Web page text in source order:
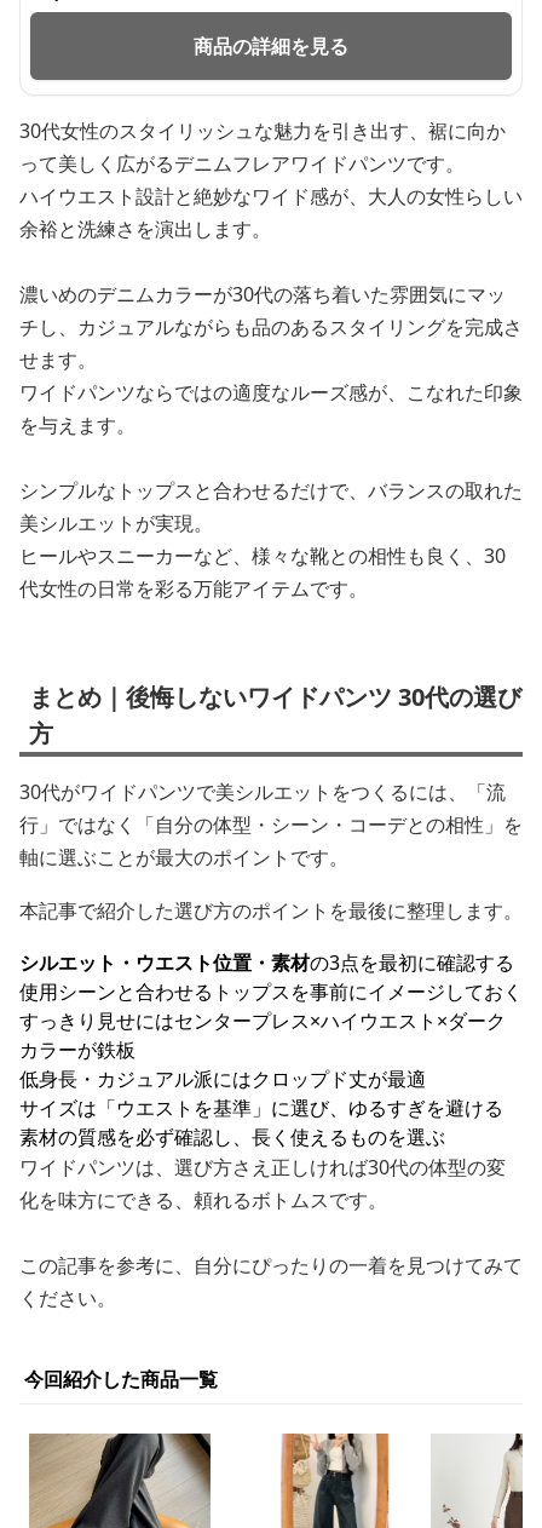
商品の詳細を見る
30代女性のスタイリッシュな魅力を引き出す、裾に向か
って美しく広がるデニムフレアワイドパンツです。
ハイウエスト設計と絶妙なワイド感が、大人の女性らしい
余裕と洗練さを演出します。
濃いめのデニムカラーが30代の落ち着いた雰囲気にマッ
チし、カジュアルながらも品のあるスタイリングを完成さ
せます。
ワイドパンツならではの適度なルーズ感が、こなれた印象
を与えます。
シンプルなトップスと合わせるだけで、バランスの取れた
美シルエットが実現。
ヒールやスニーカーなど、様々な靴との相性も良く、30
代女性の日常を彩る万能アイテムです。
まとめ｜後悔しないワイドパンツ 30代の選び
方
30代がワイドパンツで美シルエットをつくるには、「流
行」ではなく「自分の体型・シーン・コーデとの相性」を
軸に選ぶことが最大のポイントです。
本記事で紹介した選び方のポイントを最後に整理します。
シルエット・ウエスト位置・素材の3点を最初に確認する
使用シーンと合わせるトップスを事前にイメージしておく
すっきり見せにはセンタープレス×ハイウエスト×ダーク
カラーが鉄板
低身長・カジュアル派にはクロップド丈が最適
サイズは「ウエストを基準」に選び、ゆるすぎを避ける
素材の質感を必ず確認し、長く使えるものを選ぶ
ワイドパンツは、選び方さえ正しければ30代の体型の変
化を味方にできる、頼れるボトムスです。
この記事を参考に、自分にぴったりの一着を見つけてみて
ください。
今回紹介した商品一覧